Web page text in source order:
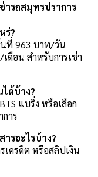
ารถสมุทรปราการ
ร่?
นที่ 963 บาท/วัน
ดือน สำหรับการเช่า
ด้บ้าง?
แบริ่ง หรือเลือก
าร
ารอะไรบ้าง?
ครดิต หรือสลิปเงิน